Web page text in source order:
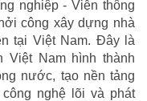
nghiệp - Viễn thông
công xây dựng nhà
tại Việt Nam. Đây là
Việt Nam hình thành
nước, tạo nền tảng
nghệ lõi và phát